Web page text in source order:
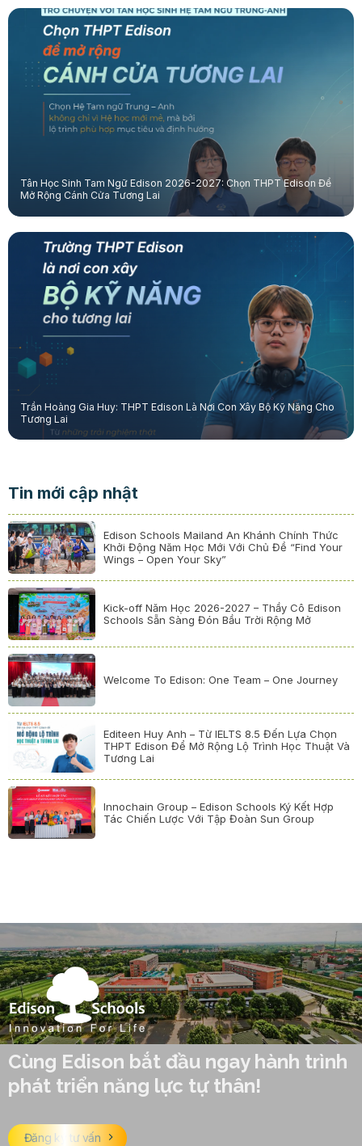
Tân Học Sinh Tam Ngữ Edison 2026-2027: Chọn THPT Edison Để
Mở Rộng Cánh Cửa Tương Lai
Trần Hoàng Gia Huy: THPT Edison Là Nơi Con Xây Bộ Kỹ Năng Cho
Tương Lai
Tin mới cập nhật
Edison Schools Mailand An Khánh Chính Thức
Khởi Động Năm Học Mới Với Chủ Đề “Find Your
Wings – Open Your Sky”
Kick-off Năm Học 2026-2027 – Thầy Cô Edison
Schools Sẵn Sàng Đón Bầu Trời Rộng Mở
Welcome To Edison: One Team – One Journey
Editeen Huy Anh – Từ IELTS 8.5 Đến Lựa Chọn
THPT Edison Để Mở Rộng Lộ Trình Học Thuật Và
Tương Lai
Innochain Group – Edison Schools Ký Kết Hợp
Tác Chiến Lược Với Tập Đoàn Sun Group
Cùng Edison bắt đầu ngay hành trình
phát triển năng lực tự thân!
Đăng ký tư vấn